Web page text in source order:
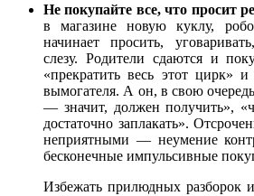
Не покупайте все, что просит
в магазине новую куклу,
начинает просить,
слезу. Родители сдаются и
«прекратить весь этот цирк» и
вымогателя. А он, в свою
— значит, должен получить»,
достаточно заплакать».
неприятными — неумение
бесконечные импульсивные
Избежать прилюдных разборок